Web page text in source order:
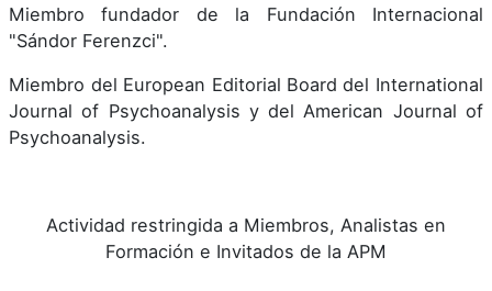
Miembro fundador de la Fundación Internacional
"Sándor Ferenzci".
Miembro del European Editorial Board del International
Journal of Psychoanalysis y del American Journal of
Psychoanalysis.
Actividad restringida a Miembros, Analistas en
Formación e Invitados de la APM